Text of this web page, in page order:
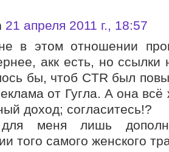
21 апреля 2011 г., 18:57
в этом отношении
акк есть, но
бы, чтоб CTR был
от Гугла. А она
доход; согласитесь!?
меня лишь
того самого женского